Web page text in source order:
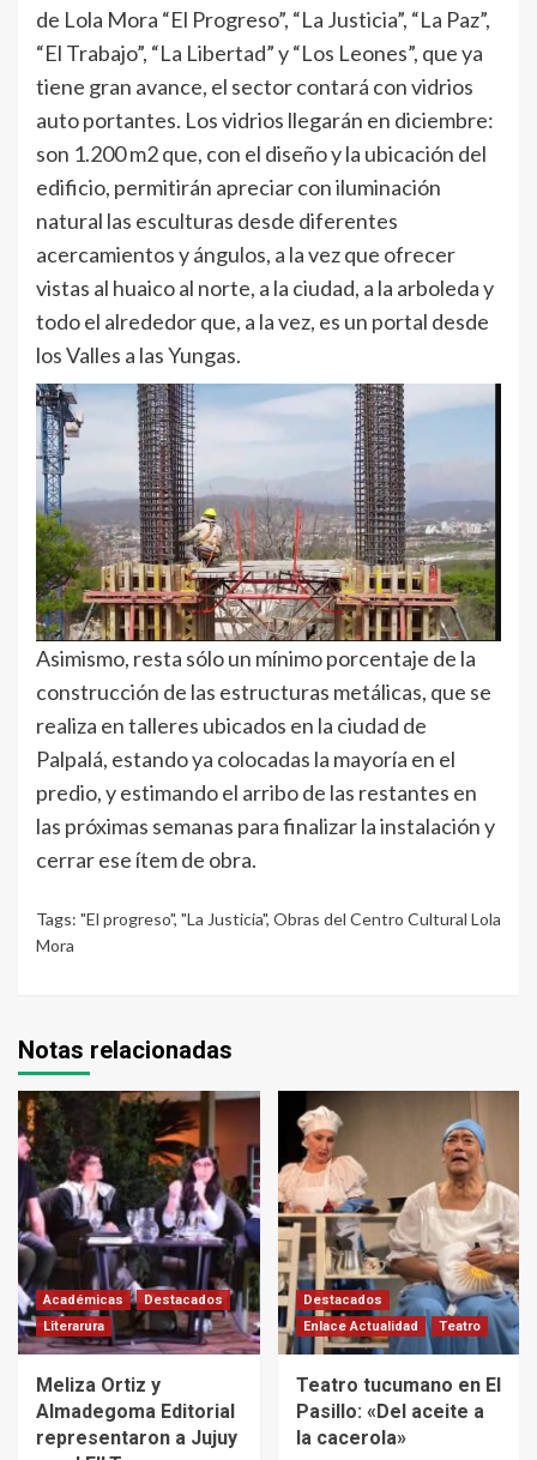
de Lola Mora “El Progreso”, “La Justicia”, “La Paz”,
“El Trabajo”, “La Libertad” y “Los Leones”, que ya
tiene gran avance, el sector contará con vidrios
auto portantes. Los vidrios llegarán en diciembre:
son 1.200 m2 que, con el diseño y la ubicación del
edificio, permitirán apreciar con iluminación
natural las esculturas desde diferentes
acercamientos y ángulos, a la vez que ofrecer
vistas al huaico al norte, a la ciudad, a la arboleda y
todo el alrededor que, a la vez, es un portal desde
los Valles a las Yungas.
Asimismo, resta sólo un mínimo porcentaje de la
construcción de las estructuras metálicas, que se
realiza en talleres ubicados en la ciudad de
Palpalá, estando ya colocadas la mayoría en el
predio, y estimando el arribo de las restantes en
las próximas semanas para finalizar la instalación y
cerrar ese ítem de obra.
Tags: "El progreso", "La Justicia", Obras del Centro Cultural Lola
Mora
Notas relacionadas
Académicas
Destacados
Literarura
Meliza Ortiz y
Almadegoma Editorial
representaron a Jujuy
Destacados
Enlace Actualidad
Teatro
Teatro tucumano en El
Pasillo: «Del aceite a
la cacerola»